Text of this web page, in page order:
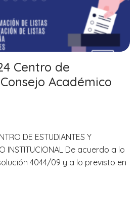
Centro de
Académico
DE ESTUDIANTES Y
INSTITUCIONAL De acuerdo a lo
4044/09 y a lo previsto en